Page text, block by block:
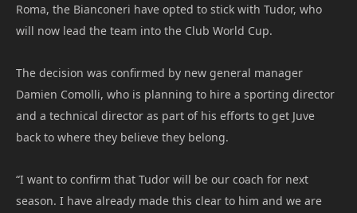
Roma, the Bianconeri have opted to stick with Tudor, who
will now lead the team into the Club World Cup.
The decision was confirmed by new general manager
Damien Comolli, who is planning to hire a sporting director
and a technical director as part of his efforts to get Juve
back to where they believe they belong.
“I want to confirm that Tudor will be our coach for next
season. I have already made this clear to him and we are